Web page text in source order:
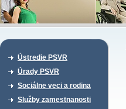
Ústredie PSVR
Úrady PSVR
Sociálne veci a rodina
Služby zamestnanosti